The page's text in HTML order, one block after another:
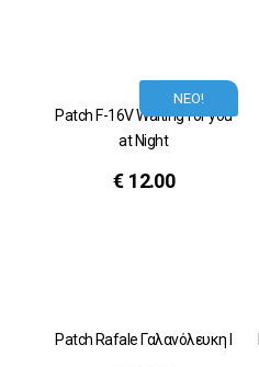
ΝΕΟ!
Patch F-16V Waiting for you
at Night
€ 12.00
Patch Rafale Γαλανόλευκη Ι